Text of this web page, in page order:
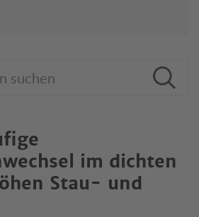
im dichten
Stau- und